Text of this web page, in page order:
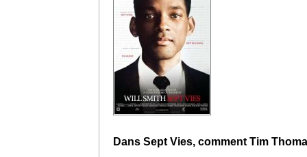
Dans Sept Vies, comment Tim